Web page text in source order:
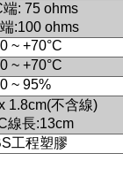
端: 75 ohms
:100 ohms
~ +70°C
~ +70°C
0 ~ 95%
1.8cm(不含線)
線長:13cm
工程塑膠